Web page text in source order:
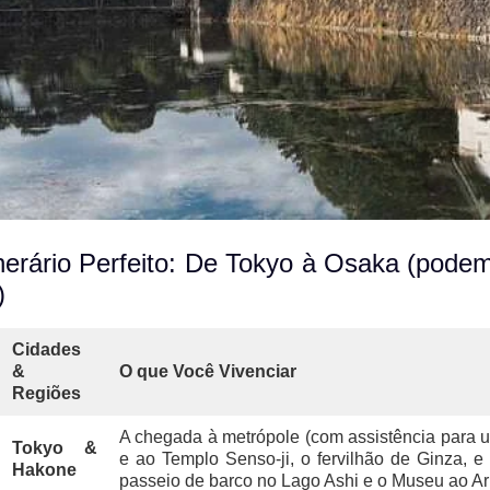
Perfeito: De Tokyo à Osaka
Cidades
&
Regiões
O que Você Vivenciar
Tokyo &
Hakone
A chegada à metrópole (com assistência para
e ao Templo Senso-ji, o fervilhão de Ginza,
passeio de barco no Lago Ashi e o Museu ao